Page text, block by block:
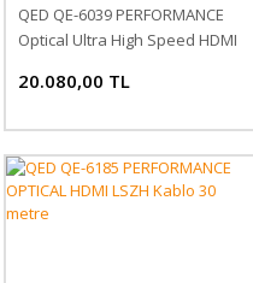
QED QE-6039 PERFORMANCE
Optical Ultra High Speed HDMI
20.080,00 TL